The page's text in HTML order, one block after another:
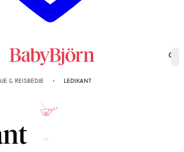
0
& REISBEDJE LEDIKANT
GARANTIE